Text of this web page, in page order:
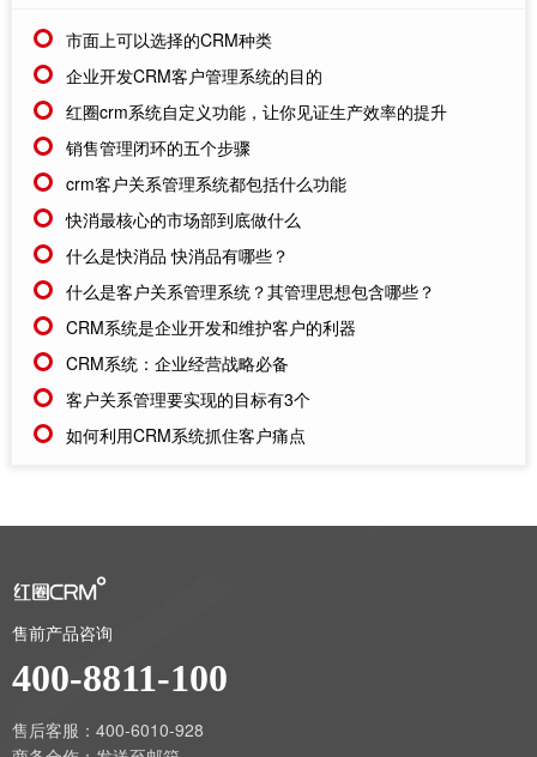
市面上可以选择的CRM种类
企业开发CRM客户管理系统的目的
红圈crm系统自定义功能，让你见证生产效率的提升
销售管理闭环的五个步骤
crm客户关系管理系统都包括什么功能
快消最核心的市场部到底做什么
什么是快消品 快消品有哪些？
什么是客户关系管理系统？其管理思想包含哪些？
CRM系统是企业开发和维护客户的利器
CRM系统：企业经营战略必备
客户关系管理要实现的目标有3个
如何利用CRM系统抓住客户痛点
售前产品咨询
400-8811-100
售后客服：400-6010-928